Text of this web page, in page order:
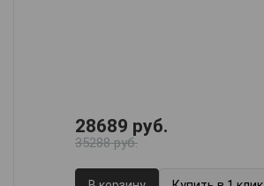
28689 руб.
35288 руб.